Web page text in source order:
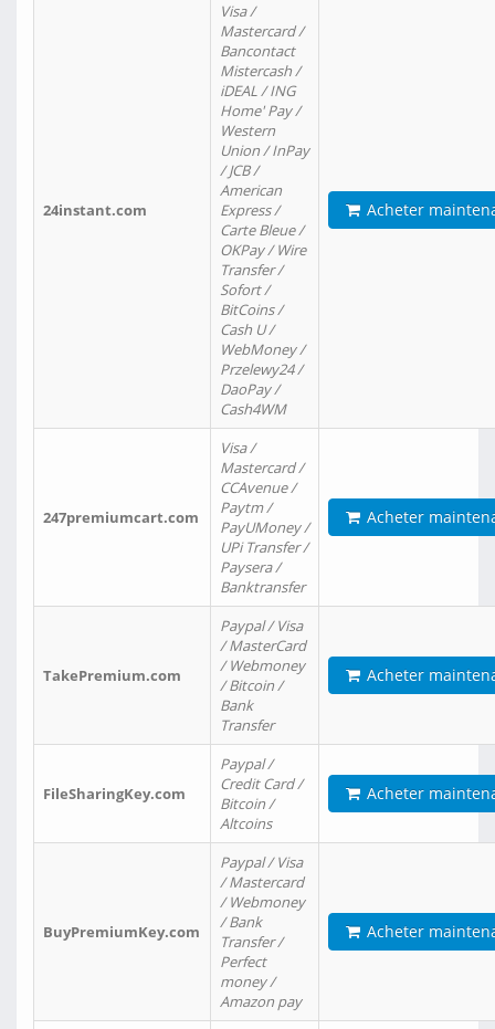
24instant.com
Visa /
Mastercard /
Bancontact
Mistercash /
iDEAL / ING
Home' Pay /
Western
Union / InPay
/ JCB /
American
Express /
Carte Bleue /
OKPay / Wire
Transfer /
Sofort /
BitCoins /
Cash U /
WebMoney /
Przelewy24 /
DaoPay /
Cash4WM
Acheter
247premiumcart.com
Visa /
Mastercard /
CCAvenue /
Paytm /
PayUMoney /
UPi Transfer /
Paysera /
Banktransfer
Acheter
TakePremium.com
Paypal / Visa
/ MasterCard
/ Webmoney
/ Bitcoin /
Bank
Transfer
Acheter
FileSharingKey.com
Paypal /
Credit Card /
Bitcoin /
Altcoins
Acheter
BuyPremiumKey.com
Paypal / Visa
/ Mastercard
/ Webmoney
/ Bank
Transfer /
Perfect
money /
Amazon pay
Acheter